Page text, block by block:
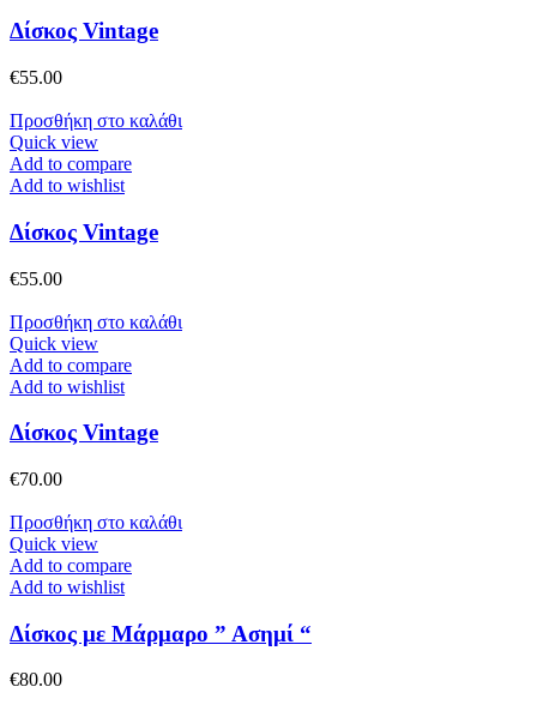
Δίσκος Vintage
€55.00
Προσθήκη στο καλάθι
Quick view
Add to compare
Add to wishlist
Δίσκος Vintage
€55.00
Προσθήκη στο καλάθι
Quick view
Add to compare
Add to wishlist
Δίσκος Vintage
€70.00
Προσθήκη στο καλάθι
Quick view
Add to compare
Add to wishlist
Δίσκος με Μάρμαρο ” Ασημί “
€80.00